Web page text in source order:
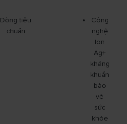
Dòng tiêu
chuẩn
Công
nghệ
Ion
Ag+
kháng
khuẩn
bảo
vệ
sức
khỏe